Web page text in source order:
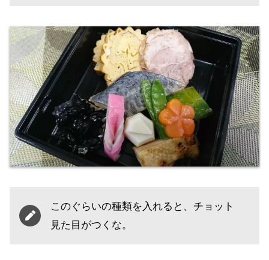
このぐらいの種類を入れると、チョット
見た目がつくな。